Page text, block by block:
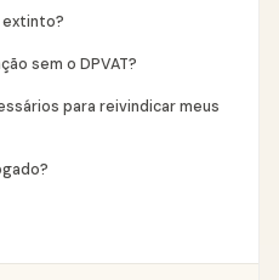
extinto?
sem o DPVAT?
para reivindicar meus